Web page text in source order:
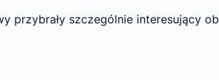
przybrały szczególnie interesujący